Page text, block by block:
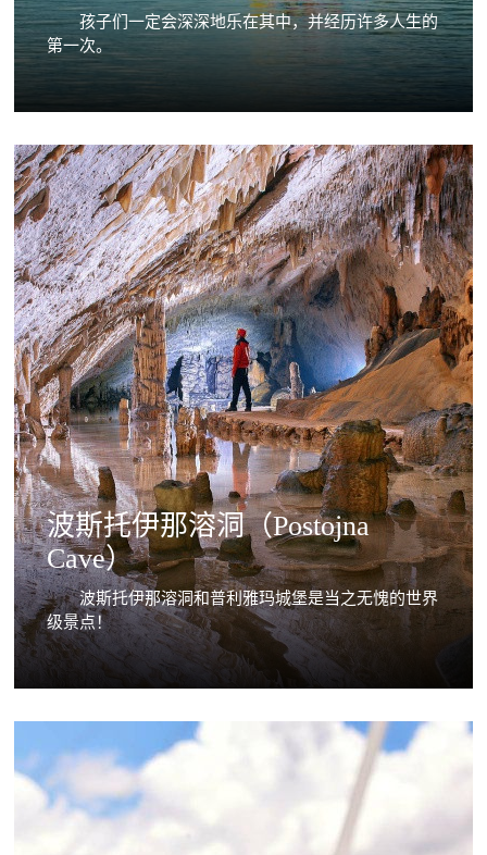
孩子们一定会深深地乐在其中，并经历许多人生的
第一次。
波斯托伊那溶洞（Postojna
Cave）
波斯托伊那溶洞和普利雅玛城堡是当之无愧的世界
级景点！